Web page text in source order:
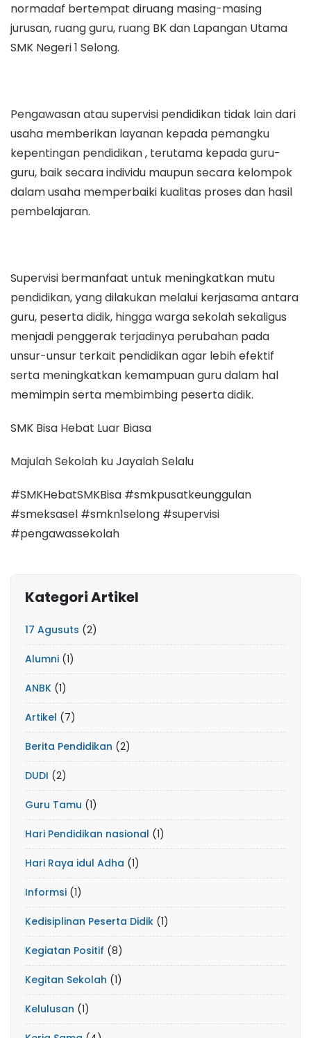
normadaf bertempat diruang masing-masing
jurusan, ruang guru, ruang BK dan Lapangan Utama
SMK Negeri 1 Selong.
Pengawasan atau supervisi pendidikan tidak lain dari
usaha memberikan layanan kepada pemangku
kepentingan pendidikan , terutama kepada guru-
guru, baik secara individu maupun secara kelompok
dalam usaha memperbaiki kualitas proses dan hasil
pembelajaran.
Supervisi bermanfaat untuk meningkatkan mutu
pendidikan, yang dilakukan melalui kerjasama antara
guru, peserta didik, hingga warga sekolah sekaligus
menjadi penggerak terjadinya perubahan pada
unsur-unsur terkait pendidikan agar lebih efektif
serta meningkatkan kemampuan guru dalam hal
memimpin serta membimbing peserta didik.
SMK Bisa Hebat Luar Biasa
Majulah Sekolah ku Jayalah Selalu
#SMKHebatSMKBisa #smkpusatkeunggulan
#smeksasel #smkn1selong #supervisi
#pengawassekolah
Kategori Artikel
17 Agusuts (2)
Alumni (1)
ANBK (1)
Artikel (7)
Berita Pendidikan (2)
DUDI (2)
Guru Tamu (1)
Hari Pendidikan nasional (1)
Hari Raya idul Adha (1)
Informsi (1)
Kedisiplinan Peserta Didik (1)
Kegiatan Positif (8)
Kegitan Sekolah (1)
Kelulusan (1)